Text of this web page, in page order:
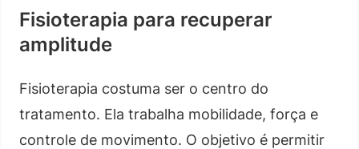
Fisioterapia para recuperar
amplitude
Fisioterapia costuma ser o centro do
tratamento. Ela trabalha mobilidade, força e
controle de movimento. O objetivo é permitir